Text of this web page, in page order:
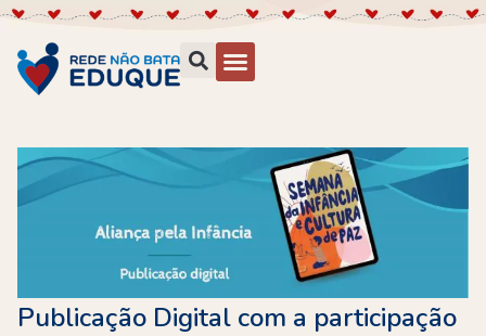
Publicação Digital com a participação